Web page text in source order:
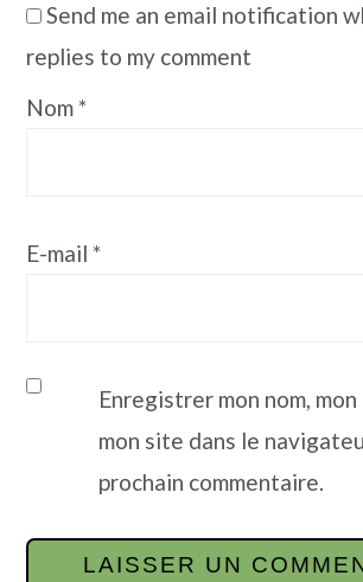
Send me an email notification
replies to my comment
Nom*
E-mail*
Enregistrer mon nom,
mon site dans le
prochain commentaire.